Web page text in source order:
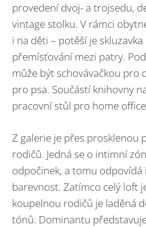
provedení dvoj- a trojsedu,
vintage stolku. V rámci
i na děti – potěší je
přemísťování mezi patry.
může být schovávačkou pro
pro psa. Součástí knihovny
pracovní stůl pro home
Z galerie je přes prosklenou
rodičů. Jedná se o intimní
odpočinek, a tomu
barevnost. Zatímco celý loft
koupelnou rodičů je laděná
tónů. Dominantu